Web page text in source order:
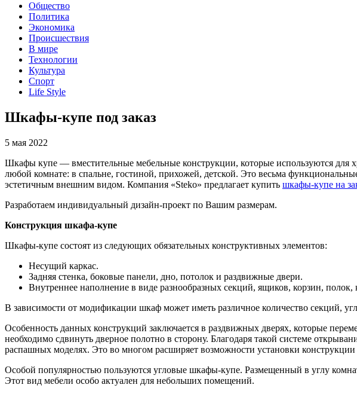
Общество
Политика
Экономика
Происшествия
В мире
Технологии
Культура
Спорт
Life Style
Шкафы-купе под заказ
5 мая 2022
Шкафы купе — вместительные мебельные конструкции, которые используются для
любой комнате: в спальне, гостиной, прихожей, детской. Это весьма
эстетичным внешним видом. Компания «Steko» предлагает купить шкафы-купе на
Разработаем индивидуальный дизайн-проект по Вашим размерам.
Конструкция шкафа-купе
Шкафы-купе состоят из следующих обязательных конструктивных элементов:
Несущий каркас.
Задняя стенка, боковые панели, дно, потолок и раздвижные двери.
Внутреннее наполнение в виде разнообразных секций, ящиков, корзин,
В зависимости от модификации шкаф может иметь различное количество секций,
Особенность данных конструкций заключается в раздвижных дверях, которые
необходимо сдвинуть дверное полотно в сторону. Благодаря такой системе
распашных моделях. Это во многом расширяет возможности установки
Особой популярностью пользуются угловые шкафы-купе. Размещенный в углу
Этот вид мебели особо актуален для небольших помещений.